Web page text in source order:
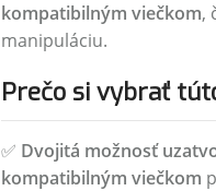
kompatibilným viečkom,
manipuláciu.
Prečo si vybrať
✅ Dvojitá možnosť
kompatibilným viečkom